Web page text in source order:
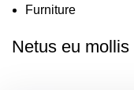
Furniture
Netus eu